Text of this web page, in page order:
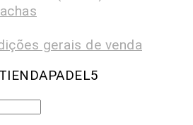
gerais de venda
TIENDAPADEL5